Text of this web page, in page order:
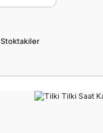
Stoktakiler